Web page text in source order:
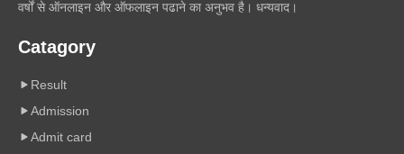
वर्षों से ऑनलाइन और ऑफलाइन पढाने का अनुभव है। धन्यवाद।
Catagory
Result
Admission
Admit card